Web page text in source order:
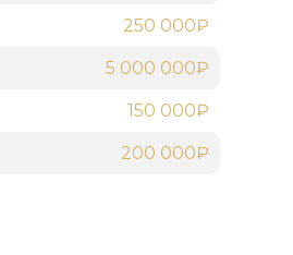
250 000₽
5 000 000₽
150 000₽
200 000₽